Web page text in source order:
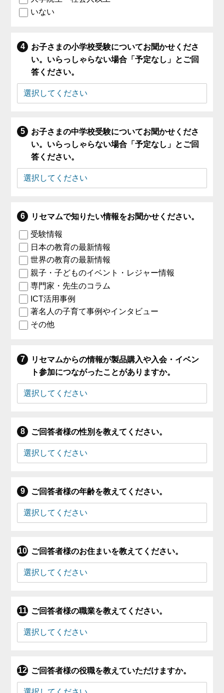
いない
お子さまの小学校受験についてお聞かせくださ
い。いらっしゃらない場合「予定なし」とご回
答ください。
お子さまの中学校受験についてお聞かせくださ
い。いらっしゃらない場合「予定なし」とご回
答ください。
リセマムで知りたい情報をお聞かせください。
受験情報
日本の教育の最新情報
世界の教育の最新情報
親子・子どものイベント・レジャー情報
専門家・先生のコラム
ICT活用事例
著名人の子育て事例やインタビュー
その他
リセマムからの情報が製品購入や入会・イベン
ト参加につながったことがありますか。
ご回答者様の性別を教えてください。
ご回答者様の年齢を教えてください。
ご回答者様のお住まいを教えてください。
ご回答者様の職業を教えてください。
ご回答者様の役職を教えていただけますか。